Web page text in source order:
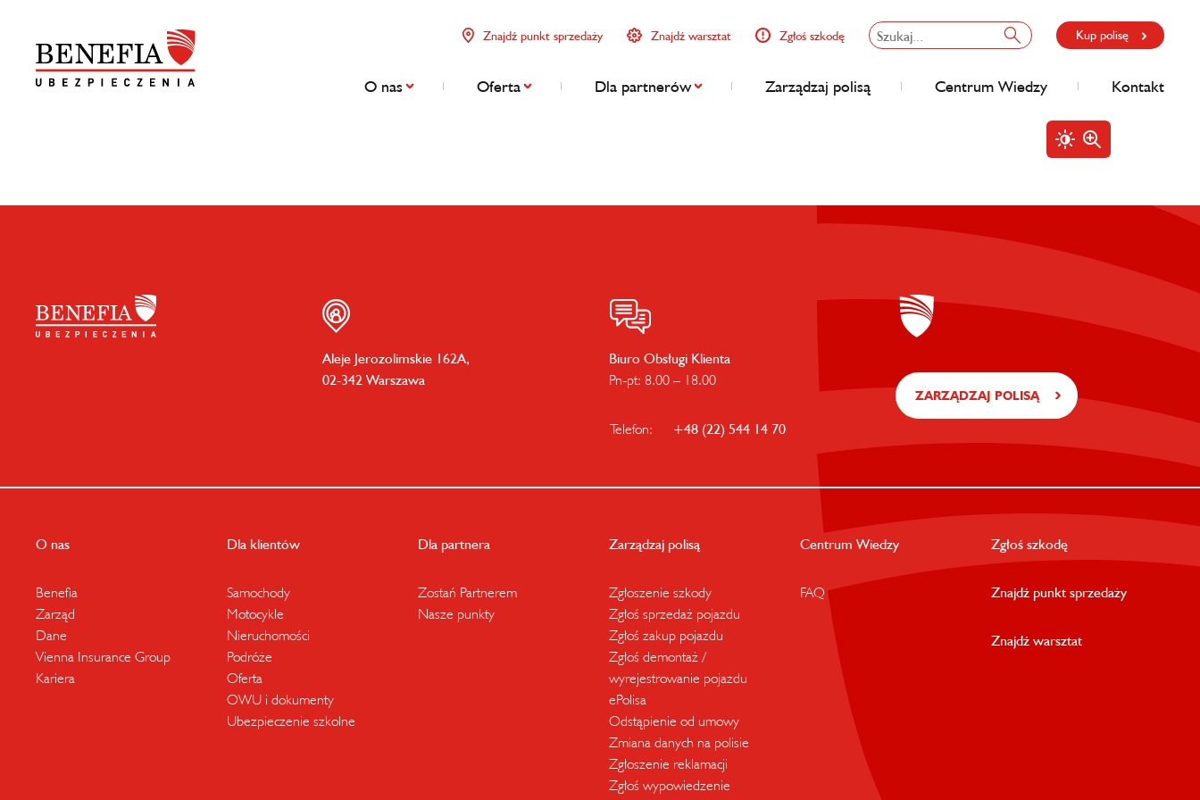
Znajdź punkt sprzedaży Znajdź warsztat Zgłoś szkodę Kup polisę
O nas Oferta Dla partnerów Zarządzaj polisą Centrum Wiedzy Kontakt
Aleje Jerozolimskie 162A,
02-342 Warszawa
Biuro Obsługi Klienta
Pn-pt: 8.00 – 18.00
Telefon: +48 (22) 544 14 70
ZARZĄDZAJ POLISĄ
O nas
Benefia
Zarząd
Dane
Vienna Insurance Group
Kariera
Dla klientów
Samochody
Motocykle
Nieruchomości
Podróże
Oferta
OWU i dokumenty
Ubezpieczenie szkolne
Dla partnera
Zostań Partnerem
Nasze punkty
Zarządzaj polisą
Zgłoszenie szkody
Zgłoś sprzedaż pojazdu
Zgłoś zakup pojazdu
Zgłoś demontaż /
wyrejestrowanie pojazdu
ePolisa
Odstąpienie od umowy
Zmiana danych na polisie
Zgłoszenie reklamacji
Zgłoś wypowiedzenie
Centrum Wiedzy
FAQ
Zgłoś szkodę
Znajdź punkt sprzedaży
Znajdź warsztat